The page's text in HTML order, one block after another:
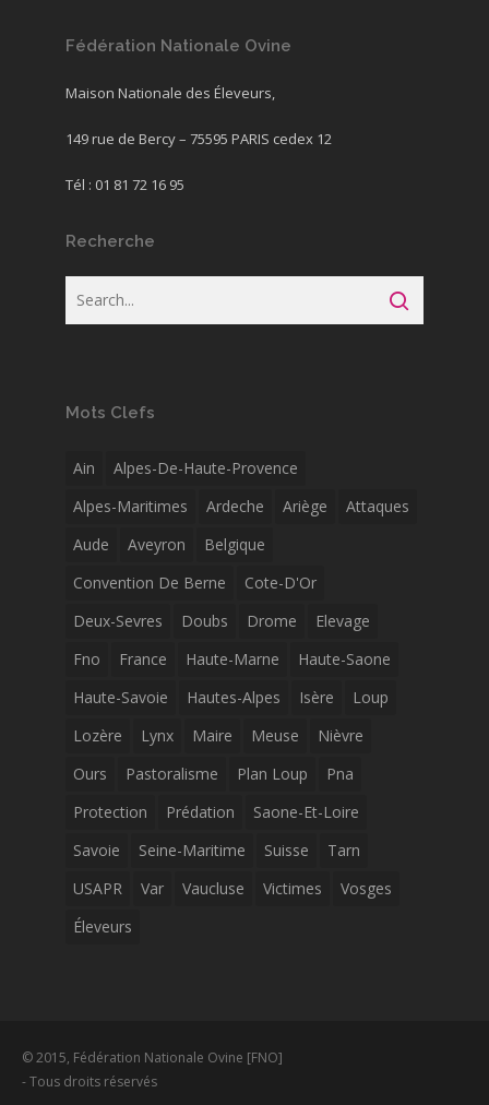
Fédération Nationale Ovine
Maison Nationale des Éleveurs,
149 rue de Bercy – 75595 PARIS cedex 12
Tél : 01 81 72 16 95
Recherche
Mots Clefs
Ain
Alpes-De-Haute-Provence
Alpes-Maritimes
Ardeche Ariège
Attaques
Aude
Aveyron
Belgique
Convention De Berne
Cote-D'Or
Deux-Sevres
Doubs Drome
Elevage
Fno
France Haute-Marne
Haute-Saone
Haute-Savoie
Hautes-Alpes Isère
Loup
Lozère
Lynx Maire Meuse
Nièvre
Ours
Pastoralisme Plan Loup
Pna
Protection
Prédation
Saone-Et-Loire
Savoie
Seine-Maritime Suisse
Tarn
USAPR
Var Vaucluse Victimes
Vosges
Éleveurs
© 2015, Fédération Nationale Ovine [FNO]
- Tous droits réservés